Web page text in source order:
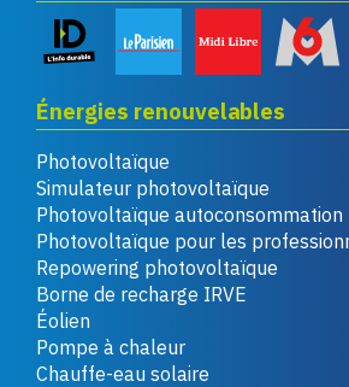
Énergies renouvelables
Photovoltaïque
Simulateur photovoltaïque
Photovoltaïque autoconsommation
Photovoltaïque pour les
Repowering photovoltaïque
Borne de recharge IRVE
Éolien
Pompe à chaleur
Chauffe-eau solaire